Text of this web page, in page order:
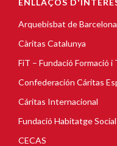
ENLLAÇOS
Arquebisbat de Barcelona
Càritas Catalunya
FiT – Fundació Formació i
Confederación Cáritas
Cáritas Internacional
Fundació Habitatge Social
CECAS